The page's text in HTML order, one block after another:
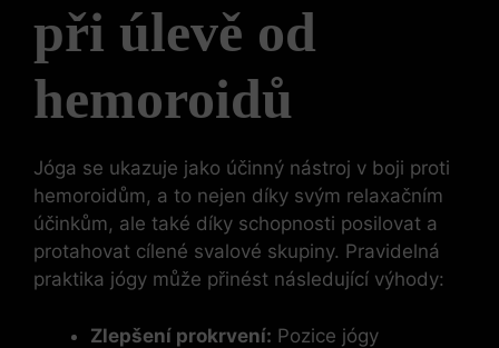
při úlevě od
hemoroidů
Jóga se ukazuje jako účinný nástroj v boji proti
hemoroidům, a to nejen díky svým relaxačním
účinkům, ale také díky schopnosti posilovat a
protahovat cílené svalové skupiny. Pravidelná
praktika jógy může přinést následující výhody:
Zlepšení prokrvení: Pozice jógy